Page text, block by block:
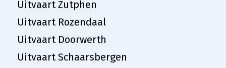
Uitvaart Zutphen
Uitvaart Rozendaal
Uitvaart Doorwerth
Uitvaart Schaarsbergen